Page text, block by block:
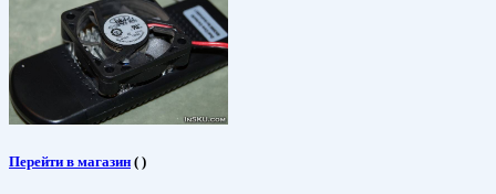
Перейти в магазин ( )